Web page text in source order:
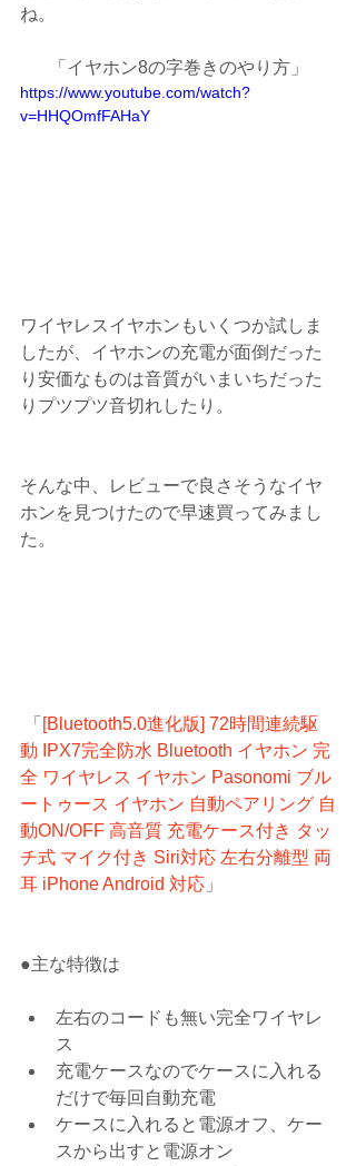
ね。
「イヤホン8の字巻きのやり方」
https://www.youtube.com/watch?
v=HHQOmfFAHaY
ワイヤレスイヤホンもいくつか試しま
したが、イヤホンの充電が面倒だった
り安価なものは音質がいまいちだった
りプツプツ音切れしたり。
そんな中、レビューで良さそうなイヤ
ホンを見つけたので早速買ってみまし
た。
「 [Bluetooth5.0進化版] 72時間連続駆
動 IPX7完全防水 Bluetooth イヤホン 完
全 ワイヤレス イヤホン Pasonomi ブル
ートゥース イヤホン 自動ペアリング 自
動ON/OFF 高音質 充電ケース付き タッ
チ式 マイク付き Siri対応 左右分離型 両
耳 iPhone Android 対応 」
●主な特徴は
左右のコードも無い完全ワイヤレ
ス
充電ケースなのでケースに入れる
だけで毎回自動充電
ケースに入れると電源オフ、ケー
スから出すと電源オン